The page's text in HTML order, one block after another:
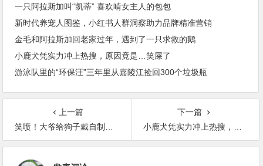
一只阿拉斯加叫“凯蒂” 喜欢啃女主人的包包
新时代养宠人图鉴，小红书人群洞察助力品牌精准营销
金毛和阿拉斯加回老家过年，遇到了一只求救的鹅
小鹿犬凭实力冲上热搜，原因竟是…笑屎了
游泳队里的“环保汪”三年里从嘉陵江捡回300个垃圾瓶
上一篇
笑喷！大爷给狗子戴自制头盔，“铁帽子汪”亮了
下一篇
小鹿犬凭实力冲上热搜，原因竟是…笑屎了